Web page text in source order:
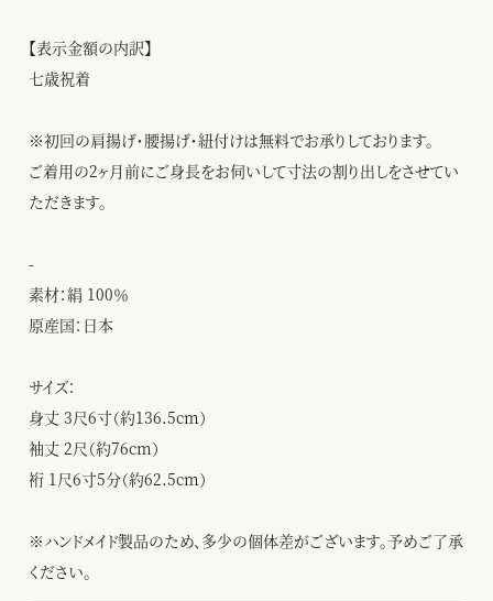
【表示金額の内訳】
七歳祝着
※初回の肩揚げ・腰揚げ・紐付けは無料でお承りしております。
ご着用の2ヶ月前にご身長をお伺いして寸法の割り出しをさせてい
ただきます。
-
素材：絹 100％
原産国：日本
サイズ：
身丈 3尺6寸（約136.5cm）
袖丈 2尺（約76cm）
裄 1尺6寸5分（約62.5cm）
※ハンドメイド製品のため、多少の個体差がございます。予めご了承
ください。